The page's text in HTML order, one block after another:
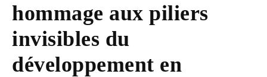
hommage aux piliers
invisibles du
développement en